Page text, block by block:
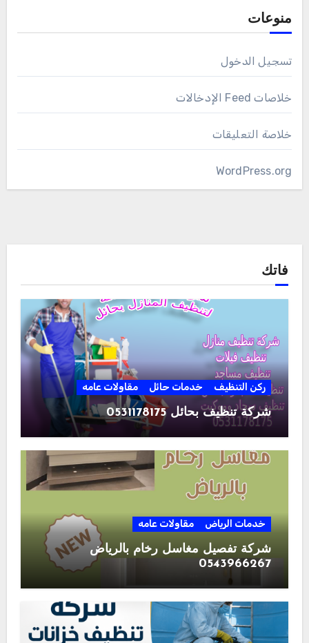
منوعات
تسجيل الدخول
خلاصات Feed الإدخالات
خلاصة التعليقات
WordPress.org
فاتك
ركن التنظيف خدمات حائل مقاولات عامه
شركة تنظيف بحائل 0531178175
خدمات الرياض مقاولات عامه
شركة تفصيل مغاسل رخام بالرياض
0543966267